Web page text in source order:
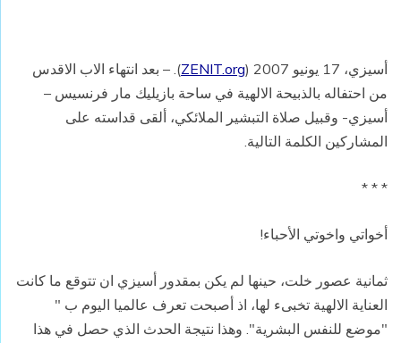
أسيزي، 17 يونيو 2007 ( ZENIT.org). – بعد انتهاء الاب الاقدس
من احتفاله بالذبيحة الالهية في ساحة بازيليك مار فرنسيس –
أسيزي- وقبيل صلاة التبشير الملائكي، ألقى قداسته على
المشاركين الكلمة التالية.
* * *
أخواتي واخوتي الأحباء!
ثمانية عصور خلت، حينها لم يكن بمقدور أسيزي ان تتوقع ما كانت
العناية الالهية تخبىء لها، اذ أصبحت تعرف عالميا اليوم ب "
"موضع للنفس البشرية". وهذا نتيجة الحدث الذي حصل في هذا